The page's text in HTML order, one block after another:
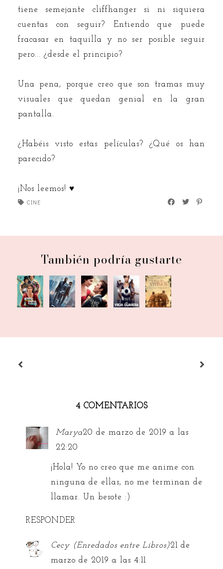
tiene semejante cliffhanger si ni siquiera
cuentas con seguir? Entiendo que puede
fracasar en taquilla y no ser posible seguir
pero... ¿desde el principio?
Una pena, porque creo que son tramas muy
visuales que quedan genial en la gran
pantalla.
¿Habéis visto estas películas? ¿Qué os han
parecido?
¡Nos leemos! ♥
CINE
También podría gustarte
Cine |
Enola
Cine |
Tenet
Cine |
Yo
Cine |
La
Cine |
El
4 COMENTARIOS
Marya20 de marzo de 2019 a las
22:20
¡Hola! Yo no creo que me anime con
ninguna de ellas, no me terminan de
llamar. Un besote :)
RESPONDER
Cecy (Enredados entre Libros)21 de
marzo de 2019 a las 4:11